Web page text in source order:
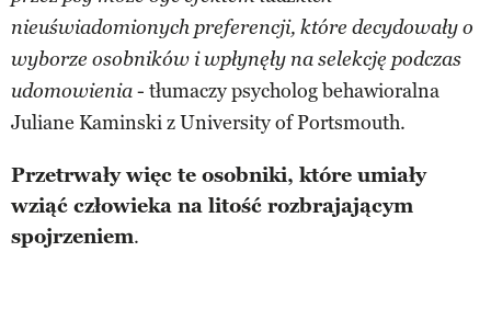
nieuświadomionych preferencji, które decydowały o
wyborze osobników i wpłynęły na selekcję podczas
udomowienia- tłumaczy psycholog behawioralna
Juliane Kaminski z University of Portsmouth.
Przetrwały więc te osobniki, które umiały
wziąć człowieka na litość rozbrajającym
spojrzeniem.